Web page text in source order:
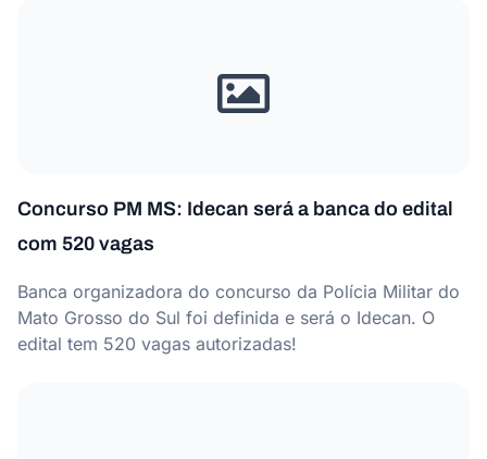
Concurso PM MS: Idecan será a banca do edital
com 520 vagas
Banca organizadora do concurso da Polícia Militar do
Mato Grosso do Sul foi definida e será o Idecan. O
edital tem 520 vagas autorizadas!